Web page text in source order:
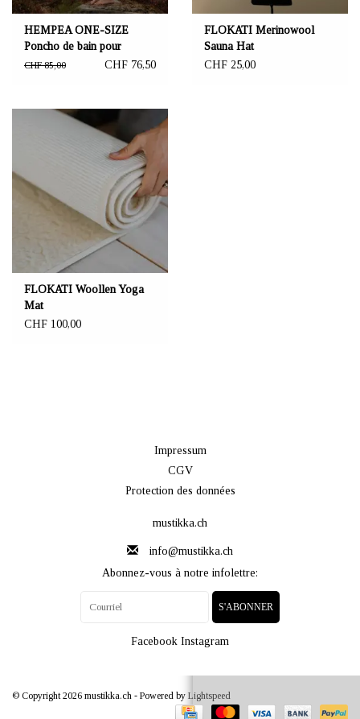
HEMPEA ONE-SIZE
Poncho de bain pour
enfants 70x70 cm
CHF 85,00 CHF 76,50
FLOKATI Merinowool
Sauna Hat
CHF 25,00
FLOKATI Woollen Yoga
Mat
CHF 100,00
Impressum
CGV
Protection des données
mustikka.ch
info@mustikka.ch
Abonnez-vous à notre infolettre:
S'ABONNER
Facebook Instagram
© Copyright 2026 mustikka.ch - Powered by Lightspeed